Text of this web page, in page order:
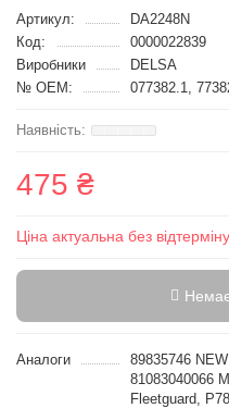
Артикул:
DA2248N
Код:
0000022839
Виробники
DELSA
№ OEM:
077382.1,
475 ₴
Ціна актуальна без
Аналоги
89835746
81083040066
Fleetguard,